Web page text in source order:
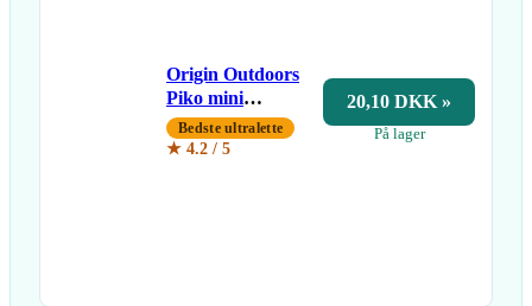
Origin Outdoors
Piko mini
paraply
Bedste ultralette
★ 4.2 / 5
20,10 DKK »
På lager